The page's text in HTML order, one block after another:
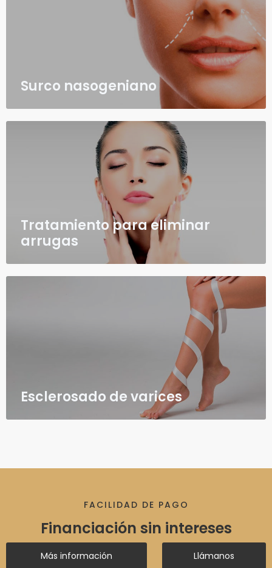
Surco nasogeniano
Tratamiento para eliminar
arrugas
Esclerosado de varices
FACILIDAD DE PAGO
Financiación sin intereses
Más información Llámanos